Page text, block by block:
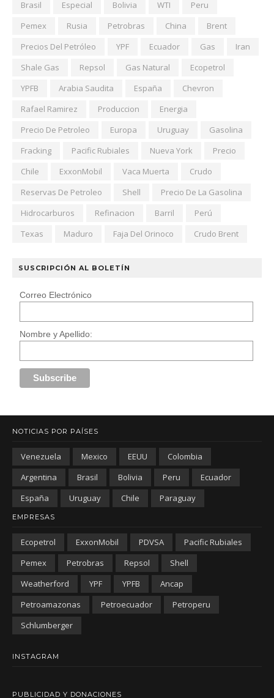
Brasil
Especial Bolivia WTI
Peru
Pemex
Rusia Petrobras China
Brent
Precios Del Petróleo
YPF Ecuador Gas
Iran
Shale Gas
Repsol Gas Natural
Ecopetrol
YPFB
Arabia Saudita España
Chevron
Rafael Ramirez
Produccion
Energia
Precio De Petroleo
Europa Uruguay
Gasolina
Fracking
Pacific Rubiales Nueva York
Precio
Chile
ExxonMobil Vaca Muerta
Crudo
Reservas De Petroleo
Shell
Precio De La Gasolina
Hidrocarburos
Refinacion Barril
Perú
Texas
Maduro Faja Del Orinoco Crudo Brent
SUSCRIPCIÓN AL BOLETÍN
Correo Electrónico
Nombre y Apellido:
NOTICIAS POR PAÍSES
Venezuela Mexico EEUU
Colombia
Argentina
Brasil Bolivia Peru
Ecuador
España
Uruguay Chile Paraguay
EMPRESAS
Ecopetrol ExxonMobil PDVSA
Pacific Rubiales
Pemex
Petrobras Repsol
Shell
Weatherford
YPF YPFB
Ancap
Petroamazonas
Petroecuador
Petroperu
Schlumberger
INSTAGRAM
PUBLICIDAD Y DONACIONES